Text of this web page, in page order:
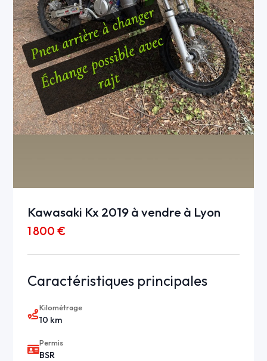
Kawasaki Kx 2019 à vendre à Lyon
1 800 €
Caractéristiques principales
Kilométrage
10 km
Permis
BSR